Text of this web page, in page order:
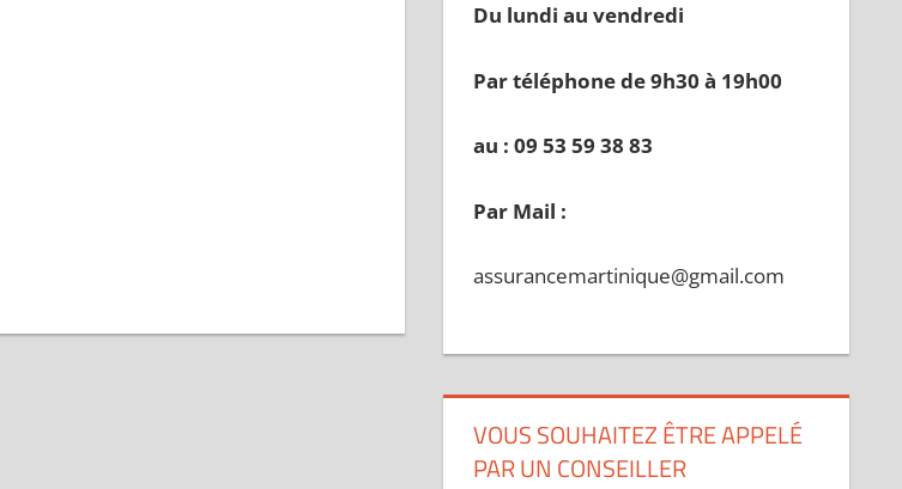
Du lundi au vendredi
Par téléphone de 9h30 à 19h00
au : 09 53 59 38 83
Par Mail :
assurancemartinique@gmail.com
VOUS SOUHAITEZ ÊTRE APPELÉ
PAR UN CONSEILLER